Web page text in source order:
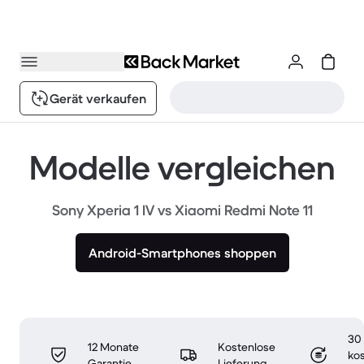
Gerät verkaufen
Modelle vergleichen
Sony Xperia 1 IV vs Xiaomi Redmi Note 11
Android-Smartphones shoppen
12 Monate
Kostenlose
30